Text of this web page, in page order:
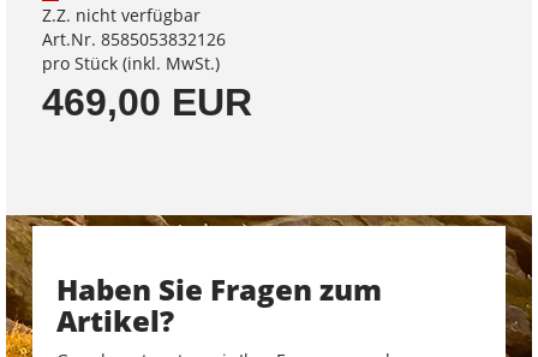
Z.Z. nicht verfügbar
Art.Nr. 8585053832126
pro Stück (inkl. MwSt.)
469,00 EUR
Haben Sie Fragen zum
Artikel?